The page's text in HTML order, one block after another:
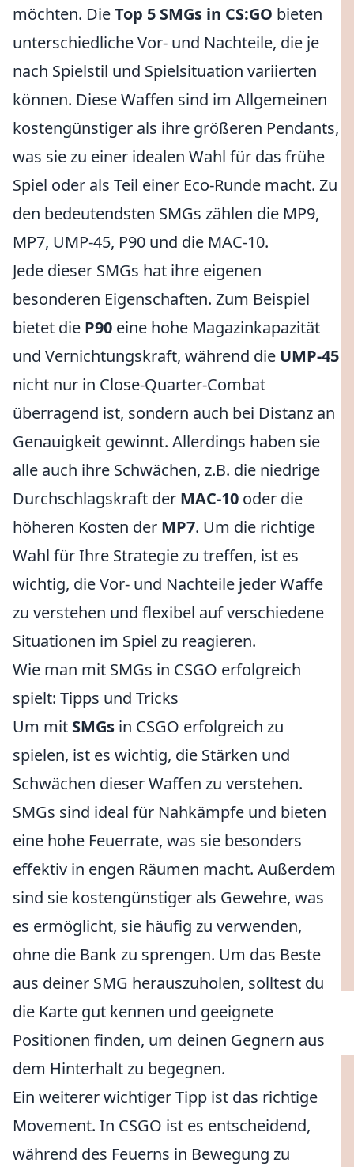
möchten. DieTop 5 SMGs in CS:GO bieten
unterschiedliche Vor- und Nachteile, die je
nach Spielstil und Spielsituation variierten
können. Diese Waffen sind im Allgemeinen
kostengünstiger als ihre größeren Pendants,
was sie zu einer idealen Wahl für das frühe
Spiel oder als Teil einer Eco-Runde macht. Zu
den bedeutendsten SMGs zählen die MP9,
MP7, UMP-45, P90 und die MAC-10.
Jede dieser SMGs hat ihre eigenen
besonderen Eigenschaften. Zum Beispiel
bietet die P90 eine hohe Magazinkapazität
und Vernichtungskraft, während die UMP-45
nicht nur in Close-Quarter-Combat
überragend ist, sondern auch bei Distanz an
Genauigkeit gewinnt. Allerdings haben sie
alle auch ihre Schwächen, z.B. die niedrige
Durchschlagskraft der MAC-10 oder die
höheren Kosten der MP7. Um die richtige
Wahl für Ihre Strategie zu treffen, ist es
wichtig, die Vor- und Nachteile jeder Waffe
zu verstehen und flexibel auf verschiedene
Situationen im Spiel zu reagieren.
Wie man mit SMGs in CSGO erfolgreich
spielt: Tipps und Tricks
Um mit SMGs in CSGO erfolgreich zu
spielen, ist es wichtig, die Stärken und
Schwächen dieser Waffen zu verstehen.
SMGs sind ideal für Nahkämpfe und bieten
eine hohe Feuerrate, was sie besonders
effektiv in engen Räumen macht. Außerdem
sind sie kostengünstiger als Gewehre, was
es ermöglicht, sie häufig zu verwenden,
ohne die Bank zu sprengen. Um das Beste
aus deiner SMG herauszuholen, solltest du
die Karte gut kennen und geeignete
Positionen finden, um deinen Gegnern aus
dem Hinterhalt zu begegnen.
Ein weiterer wichtiger Tipp ist das richtige
Movement. In CSGO ist es entscheidend,
während des Feuerns in Bewegung zu